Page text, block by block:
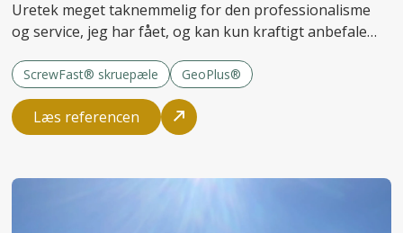
Uretek meget taknemmelig for den professionalisme
og service, jeg har fået, og kan kun kraftigt anbefale
ScrewFast® skruepæle GeoPlus®
Læs referencen